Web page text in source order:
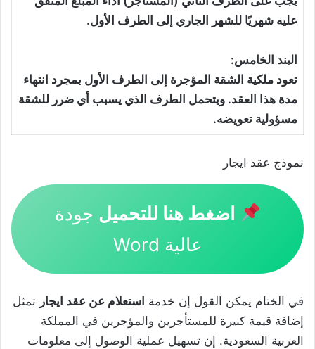
عليه شهريًا للشهر الجاري إلى الطرف الأول.
البند الخامس:
تعود ملكية الشقة المؤجرة إلى الطرف الأول بمجرد انتهاء
مدة هذا العقد. ويتحمل الطرف الذي يسبب أي ضرر للشقة
مسؤولية تعويضه.
نموذج عقد ايجار
اضغط هنا للتحميل جودة
عالية Word
في الختام يمكن القول إن خدمة استعلام عن عقد ايجار تمثل
إضافة قيمة كبيرة للمستأجرين والمؤجرين في المملكة
العربية السعودية. إن تسهيل عملية الوصول إلى معلومات